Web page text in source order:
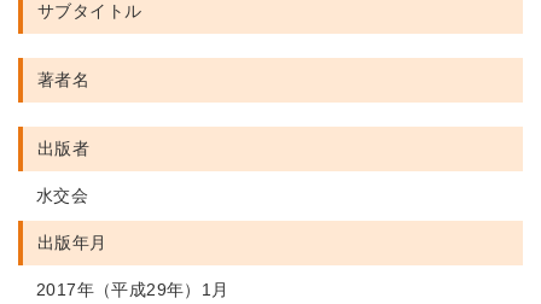
サブタイトル
著者名
出版者
水交会
出版年月
2017年（平成29年）1月